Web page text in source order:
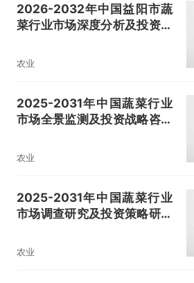
2026-2032年中国益阳市蔬
菜行业市场深度分析及投资机
农业
2025-2031年中国蔬菜行业
市场全景监测及投资战略咨询
农业
2025-2031年中国蔬菜行业
市场调查研究及投资策略研究
农业